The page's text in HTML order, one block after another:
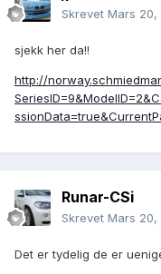
Skrevet Mars 20,
sjekk her da!!
http://
Runar-CSi
Skrevet Mars 20,
Det er tydelig de er